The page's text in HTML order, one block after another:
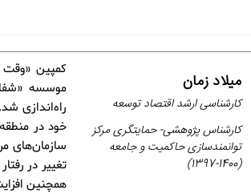
راه‌اندازی
خود در
سازمان‌های
تغییر در
همچنین
میلاد زمان
کارشناسی ارشد اقتصاد توسعه
کارشناس پژوهشی- حمایتگری مرکز
توانمندسازی حاکمیت و جامعه
(1400-1397)